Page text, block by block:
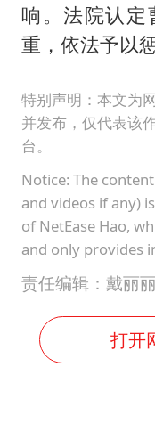
响。法院认定
重，依法予以
特别声明：本文为
并发布，仅代表该
台。
Notice: The
and videos if any)
of NetEase Hao,
and only provides
责任编辑：戴丽
打开